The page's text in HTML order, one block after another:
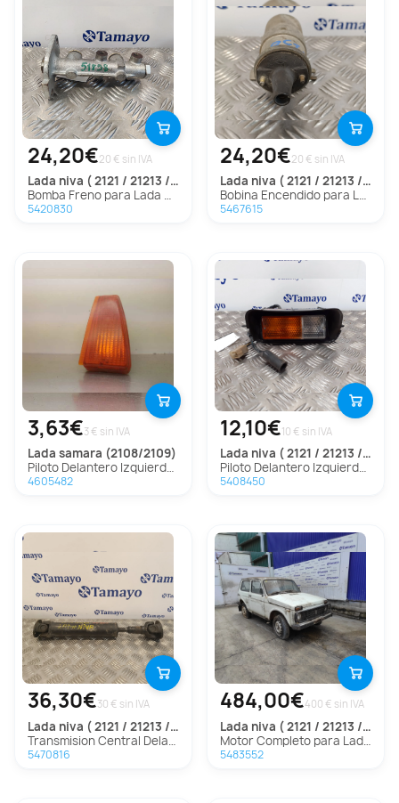
24,20€20 € sin IVA
lada niva ( 2121 / 21213 / 21214 / 21215 )
Bomba Freno para Lada Niva ( 2121 / 21213 / 21214 / 21215 )
5420830
24,20€20 € sin IVA
lada niva ( 2121 / 21213 / 21214 / 21215 )
Bobina Encendido para Lada Niva ( 2121 / 21213 / 21214 / 21215 )
5467615
3,63€3 € sin IVA
lada samara (2108/2109)
Piloto Delantero Izquierdo para Lada Samara (2108/2109)
4605482
12,10€10 € sin IVA
lada niva ( 2121 / 21213 / 21214 / 21215 )
Piloto Delantero Izquierdo para Lada Niva ( 2121 / 21213 / 21214 / 21215 )
5408450
36,30€30 € sin IVA
lada niva ( 2121 / 21213 / 21214 / 21215 )
Transmision Central Delantera para Lada Niva ( 2121 / 21213 / 21214 / 21215 )
5470816
484,00€400 € sin IVA
lada niva ( 2121 / 21213 / 21214 / 21215 )
Motor Completo para Lada Niva ( 2121 / 21213 / 21214 / 21215 )
5483552